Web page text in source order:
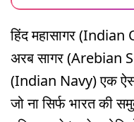
हिंद महासागर (Indian
अरब सागर (Arebian
(Indian Navy) एक ऐसा
जो ना सिर्फ भारत की